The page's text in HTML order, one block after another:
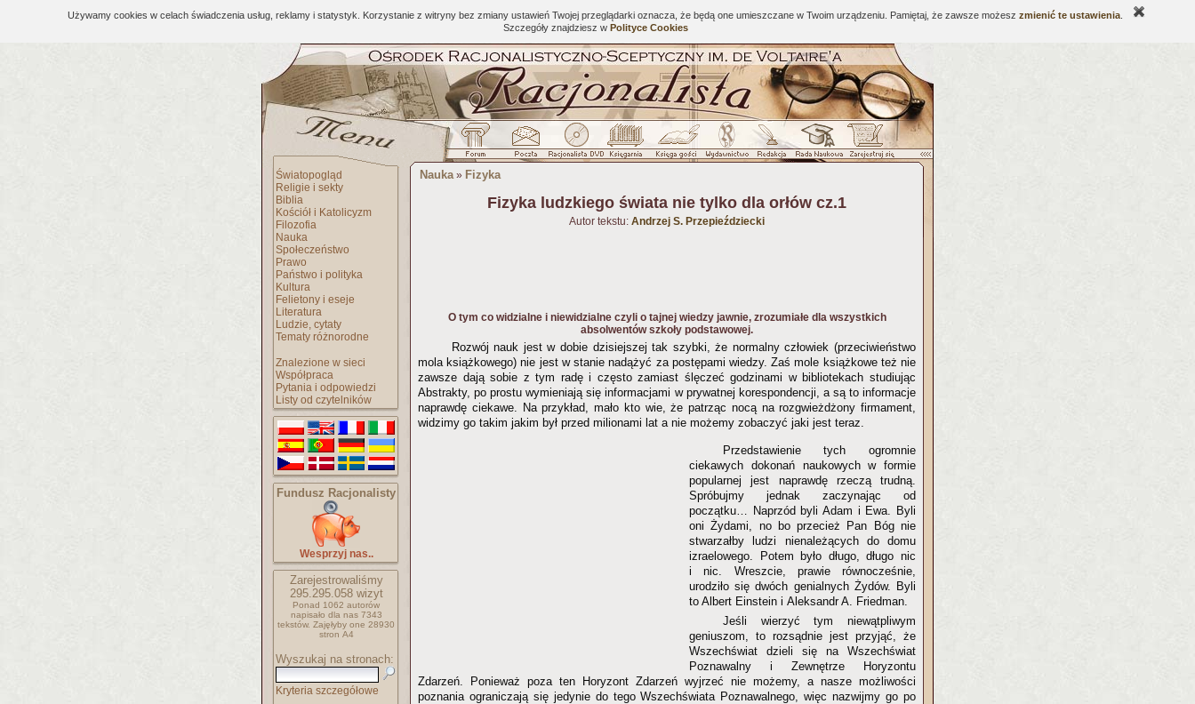
Używamy cookies w celach świadczenia usług, reklamy i statystyk. Korzystanie z witryny bez zmiany ustawień Twojej przeglądarki oznacza, że będą one umieszczane w Twoim urządzeniu. Pamiętaj, że zawsze możesz zmienić te ustawienia
Szczegóły znajdziesz w Polityce Cookies
Światopogląd
Religie i sekty
Biblia
Kościół i Katolicyzm
Filozofia
Nauka
Społeczeństwo
Prawo
Państwo i polityka
Kultura
Felietony i eseje
Literatura
Ludzie, cytaty
Tematy różnorodne
Znalezione w sieci
Współpraca
Pytania i odpowiedzi
Listy od czytelników
Fundusz Racjonalisty
Wesprzyj nas..
Zarejestrowaliśmy
295.295.058wizyt
Ponad 1062 autorów
napisało dla nas 7343
tekstów. Zajęłyby one 28930
stron A4
Wyszukaj na stronach:
Kryteria szczegółowe
Nauka» Fizyka
Fizyka ludzkiego świata nie tylko dla orłów cz.1
Autor tekstu: Andrzej S. Przepieździecki
O tym co widzialne i niewidzialne czyli o tajnej wiedzy jawnie, zrozumiałe dla wszystkich
absolwentów szkoły podstawowej.
Rozwój nauk jest w dobie dzisiejszej tak szybki, że normalny człowiek (przeciwieństwo
mola książkowego) nie jest w stanie nadążyć za postępami wiedzy. Zaś mole książkowe też nie
zawsze dają sobie z tym radę i często zamiast ślęczeć godzinami w bibliotekach studiując
Abstrakty, po prostu wymieniają się informacjami w prywatnej korespondencji, a są to informacje
naprawdę ciekawe. Na przykład, mało kto wie, że patrząc nocą na rozgwieżdżony firmament,
widzimy go takim jakim był przed milionami lat a nie możemy zobaczyć jaki jest teraz.
Przedstawienie tych ogromnie
ciekawych dokonań naukowych w formie
popularnej jest naprawdę rzeczą trudną.
Spróbujmy jednak zaczynając od
początku… Naprzód byli Adam i Ewa. Byli
oni Żydami, no bo przecież Pan Bóg nie
stwarzałby ludzi nienależących do domu
izraelowego. Potem było długo, długo nic
i nic. Wreszcie, prawie równocześnie,
urodziło się dwóch genialnych Żydów. Byli
to Albert Einstein i Aleksandr A. Friedman.
Jeśli wierzyć tym niewątpliwym
geniuszom, to rozsądnie jest przyjąć, że
Wszechświat dzieli się na Wszechświat
Poznawalny i Zewnętrze Horyzontu
Zdarzeń. Ponieważ poza ten Horyzont Zdarzeń wyjrzeć nie możemy, a nasze możliwości
poznania ograniczają się jedynie do tego Wszechświata Poznawalnego, więc nazwijmy go po